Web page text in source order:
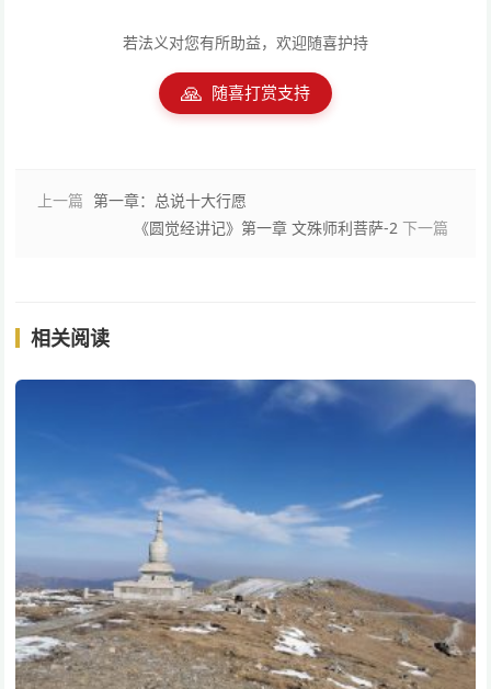
若法义对您有所助益，欢迎随喜护持
🙏 随喜打赏支持
上一篇 第一章：总说十大行愿
《圆觉经讲记》第一章 文殊师利菩萨-2 下一篇
相关阅读